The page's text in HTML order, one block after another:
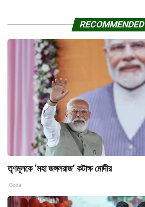
RECOMMENDED
তৃণমূলকে ‘মহা জঙ্গলরাজ’ কটাক্ষ মোদীর
Gopa